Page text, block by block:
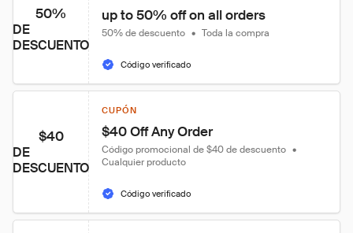
50%
DE
DESCUENTO
up to 50% off on all orders
50% de descuento • Toda la compra
Código verificado
$40
DE
DESCUENTO
CUPÓN
$40 Off Any Order
Código promocional de $40 de descuento •
Cualquier producto
Código verificado